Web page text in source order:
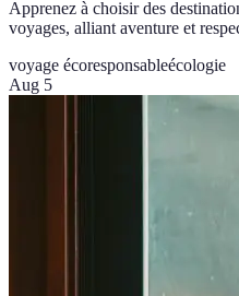
Apprenez à choisir des
voyages, alliant aventure et
voyage écoresponsableécologie
Aug 5